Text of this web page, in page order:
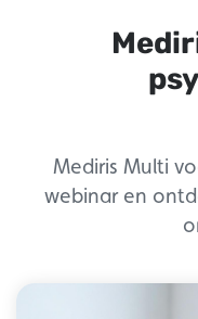
Mediris Multi
webinar en